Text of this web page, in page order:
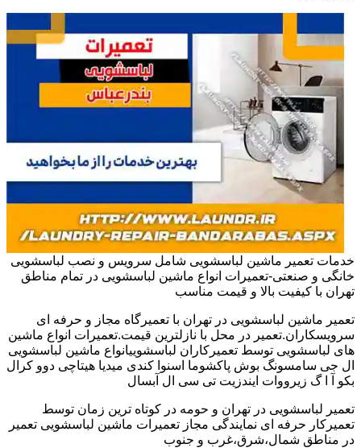
خدمات تعمیر ماشین لباسشویی شامل سرویس و نصب لباسشویی
خانگی و صنعتی-تعمیرات انواع ماشین لباسشویی در تمام مناطق
تهران با کیفیت بالا و قیمت مناسب
تعمیر ماشین لباسشویی در تهران با تعمیرگاه مجاز و حرفه ای
سرویسکاران.تعمیر در محل با نازلترین قیمت.تعمیرات انواع ماشین
های لباسشویی توسط تعمیرکاران لباسشوییانواع ماشین لباسشویی
ال جی سامسونگ بوش پاکشوما اسنوا کندی میدیا هیتاچی دوو کرال
بکو آ ا گ زیرووات ایندزیت تی سی ال آبسال
تعمیر لباسشویی در تهران و حومه در کوتاه ترین زمان توسط
تعمیرکار حرفه ای نمایندگی مجاز تعمیرات ماشین لباسشویی تعمیر
در مناطق شمال،شرق،غرب و جنوب